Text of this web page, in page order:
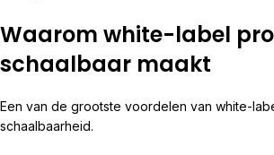
Waarom white-label
schaalbaar maakt
Een van de grootste voordelen van white-
schaalbaarheid.